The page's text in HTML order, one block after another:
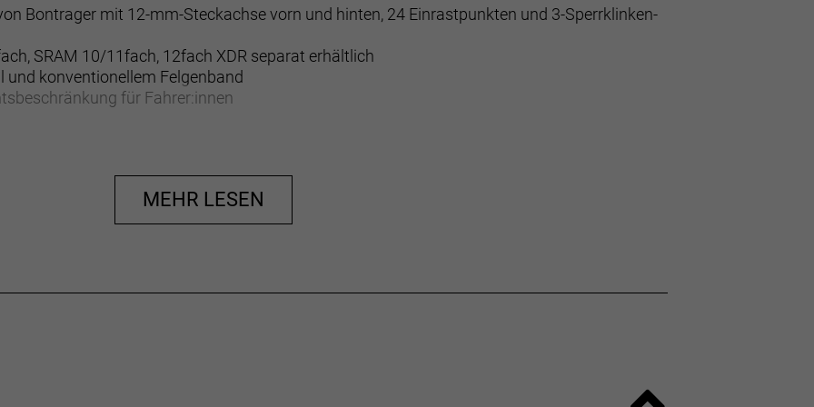
Bontrager mit 12-mm-Steckachse vorn und hinten, 24 Einrastpunkten und 3-Sperrklinken-
SRAM 10/11fach, 12fach XDR separat erhältlich
und konventionellem Felgenband
für Fahrer:innen
Laufräder zu einem lohnenden Upgrade mit dauerhafter Leistungsfähigkeit macht.
MEHR LESEN